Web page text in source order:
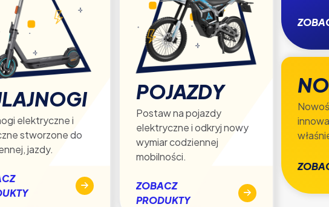
elektryczne i
stworzone do
jazdy.
POJAZDY
Postaw na pojazdy
elektryczne i odkryj nowy
wymiar codziennej
mobilności.
ZOBACZ
PRODUKTY